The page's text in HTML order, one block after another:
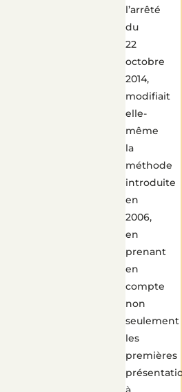
l’arrêté
du
22
octobre
2014,
modifiait
elle-
même
la
méthode
introduite
en
2006,
en
prenant
en
compte
non
seulement
les
premières